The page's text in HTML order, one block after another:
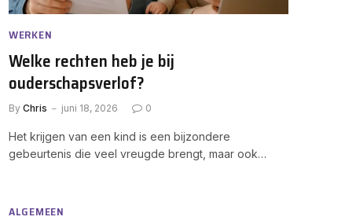
WERKEN
Welke rechten heb je bij
ouderschapsverlof?
By Chris juni 18, 2026 0
Het krijgen van een kind is een bijzondere
gebeurtenis die veel vreugde brengt, maar ook…
ALGEMEEN